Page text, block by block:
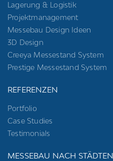
Lagerung & Logistik
Projektmanagement
Messebau Design Ideen
3D Design
Creeya Messestand System
Prestige Messestand System
REFERENZEN
Portfolio
Case Studies
Testimonials
MESSEBAU NACH STÄDTEN